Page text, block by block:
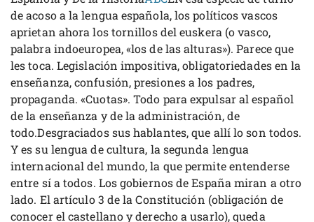
de acoso a la lengua española, los políticos vascos
aprietan ahora los tornillos del euskera (o vasco,
palabra indoeuropea, «los de las alturas»). Parece que
les toca. Legislación impositiva, obligatoriedades en la
enseñanza, confusión, presiones a los padres,
propaganda. «Cuotas». Todo para expulsar al español
de la enseñanza y de la administración, de
todo.Desgraciados sus hablantes, que allí lo son todos.
Y es su lengua de cultura, la segunda lengua
internacional del mundo, la que permite entenderse
entre sí a todos. Los gobiernos de España miran a otro
lado. El artículo 3 de la Constitución (obligación de
conocer el castellano y derecho a usarlo), queda